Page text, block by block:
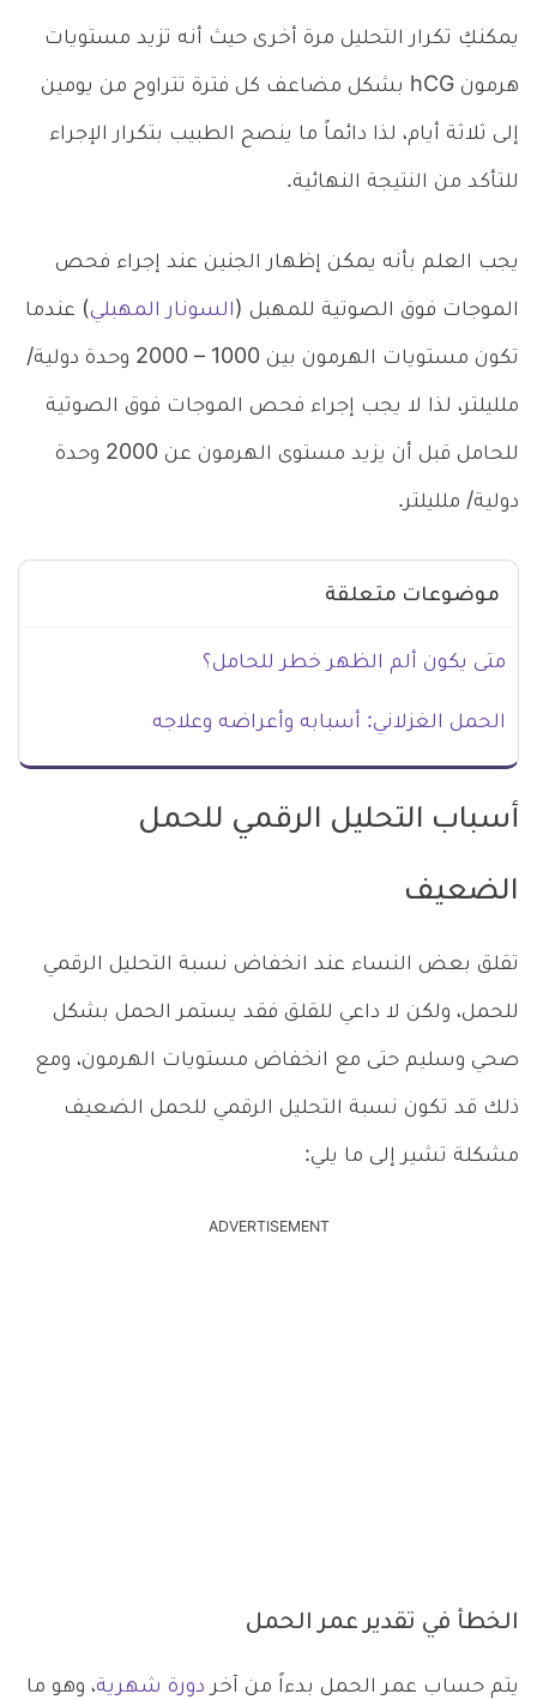
يمكنكِ تكرار التحليل مرة أخرى حيث أنه تزيد مستويات
هرمون hCG بشكل مضاعف كل فترة تتراوح من يومين
إلى ثلاثة أيام، لذا دائماً ما ينصح الطبيب بتكرار الإجراء
للتأكد من النتيجة النهائية.
يجب العلم بأنه يمكن إظهار الجنين عند إجراء فحص
الموجات فوق الصوتية للمهبل (السونار المهبلي) عندما
تكون مستويات الهرمون بين 1000 – 2000 وحدة دولية/
ملليلتر، لذا لا يجب إجراء فحص الموجات فوق الصوتية
للحامل قبل أن يزيد مستوى الهرمون عن 2000 وحدة
دولية/ ملليلتر.
موضوعات متعلقة
متى يكون ألم الظهر خطر للحامل؟
الحمل الغزلاني: أسبابه وأعراضه وعلاجه
أسباب التحليل الرقمي للحمل
الضعيف
تقلق بعض النساء عند انخفاض نسبة التحليل الرقمي
للحمل، ولكن لا داعي للقلق فقد يستمر الحمل بشكل
صحي وسليم حتى مع انخفاض مستويات الهرمون، ومع
ذلك قد تكون نسبة التحليل الرقمي للحمل الضعيف
مشكلة تشير إلى ما يلي:
ADVERTISEMENT
الخطأ في تقدير عمر الحمل
يتم حساب عمر الحمل بدءاً من آخر دورة شهرية، وهو ما